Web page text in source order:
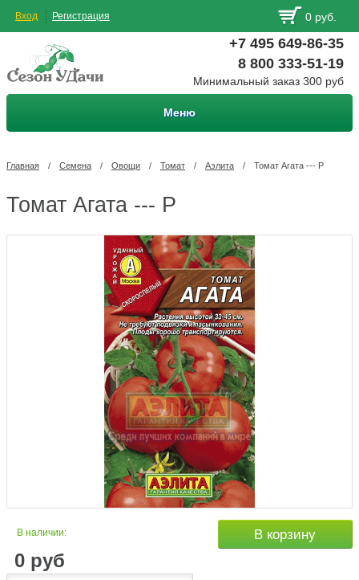
Вход Регистрация 0 руб.
+7 495 649-86-35
8 800 333-51-19
Минимальный заказ 300 руб
Меню
Главная / Семена / Овощи / Томат / Аэлита / Томат Агата --- Р
Томат Агата --- Р
В наличии:
0 руб
В корзину